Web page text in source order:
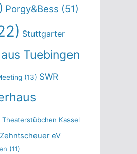
Porgy&Bess (51)
Stuttgarter
Tuebingen
(13) SWR
Theaterstübchen Kassel
Zehntscheuer eV
(11)